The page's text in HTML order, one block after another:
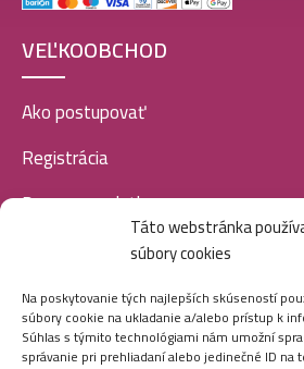
Táto webstránka
súbory cookies
Na poskytovanie tých najlepších skúseností
súbory cookie na ukladanie a/alebo prístup k
Súhlas s týmito technológiami nám umožní
správanie pri prehliadaní alebo jedinečné ID na
VEĽKOOBCHOD
Ako postupovať
Registrácia
Doprava a platba
SOCIÁLNE SIETE